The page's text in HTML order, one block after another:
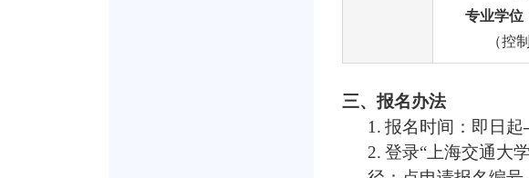
专业学位
（控
三、报名办法
1. 报名时间：即日起
2. 登录“上海交通大